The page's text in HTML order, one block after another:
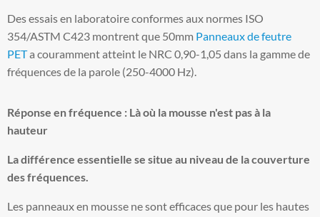
Des essais en laboratoire conformes aux normes ISO
354/ASTM C423 montrent que 50mm Panneaux de feutre
PETa couramment atteint le NRC 0,90-1,05 dans la gamme de
fréquences de la parole (250-4000 Hz).
Réponse en fréquence : Là où la mousse n'est pas à la
hauteur
La différence essentielle se situe au niveau de la couverture
des fréquences.
Les panneaux en mousse ne sont efficaces que pour les hautes